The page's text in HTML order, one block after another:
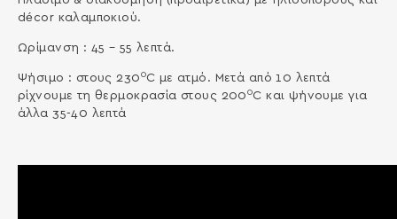
décor καλαμποκιού.
Ωρίμανση : 45 – 55 λεπτά.
Ψήσιμο : στους 230 0C με ατμό. Μετά από 10 λεπτά
ρίχνουμε τη θερμοκρασία στους 200 0C και ψήνουμε για
άλλα 35-40 λεπτά